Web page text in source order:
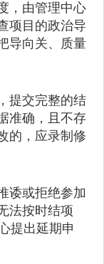
，由管理中心
项目的政治导
导向关、质量
提交完整的结
准确，且不存
的，应录制修
诿或拒绝参加
法按时结项
提出延期申